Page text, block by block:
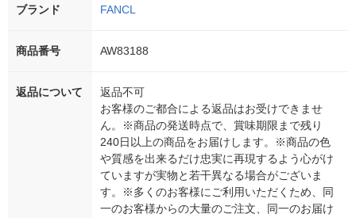
ブランド FANCL
商品番号 AW83188
返品について
返品不可
お客様のご都合による返品はお受けできませ
ん。※商品の発送時点で、賞味期限まで残り
240日以上の商品をお届けします。※商品の色
や質感を出来るだけ忠実に再現するよう心がけ
ていますが実物と若干異なる場合がございま
す。※多くのお客様にご利用いただくため、同
一のお客様からの大量のご注文、同一のお届け